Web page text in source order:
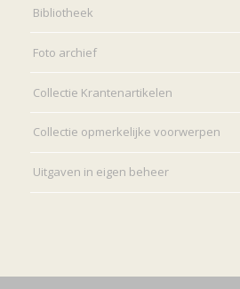
Bibliotheek
Foto archief
Collectie Krantenartikelen
Collectie opmerkelijke voorwerpen
Uitgaven in eigen beheer